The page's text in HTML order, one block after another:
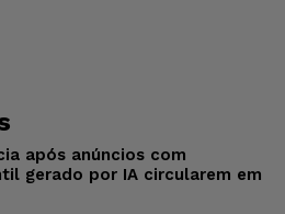
após anúncios com
gerado por IA circularem em